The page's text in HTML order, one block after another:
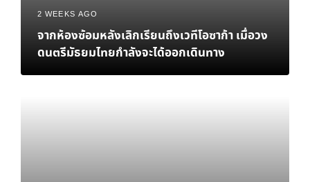
2 WEEKS AGO
จากห้องซ้อมหลังเลิกเรียนถึงเวทีโอซาก้า เมื่อวง
ดนตรีมัธยมไทยกำลังจะได้ออกเดินทาง